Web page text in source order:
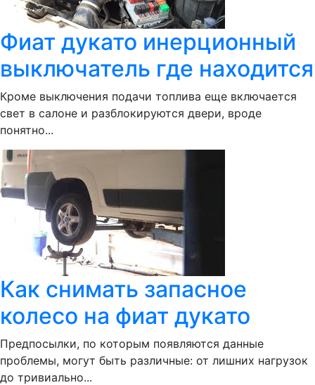
Фиат дукато инерционный
выключатель где находится
Кроме выключения подачи топлива еще включается
свет в салоне и разблокируются двери, вроде
понятно...
Как снимать запасное
колесо на фиат дукато
Предпосылки, по которым появляются данные
проблемы, могут быть различные: от лишних нагрузок
до тривиально...